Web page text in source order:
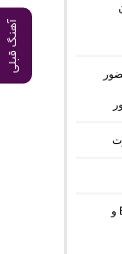
آهنگ قبلی
حضور
دانلود آهنگ ترکی Kalbine Sor از Bahadır Macit و